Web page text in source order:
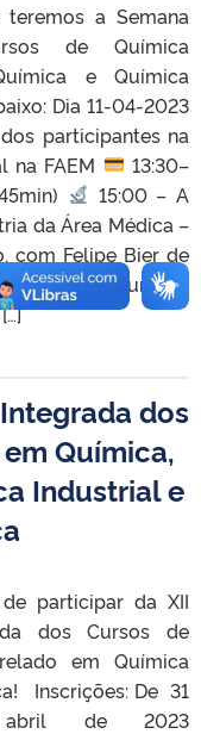
a Semana
de Química
e Química
Dia 11-04-2023
participantes na
na FAEM
13:30–
15:00 – A
da Área Médica –
com Felipe Bier de
Manufatura e
dos
Química,
Industrial e
participar da XII
dos Cursos de
em Química
Inscrições: De 31
de 2023